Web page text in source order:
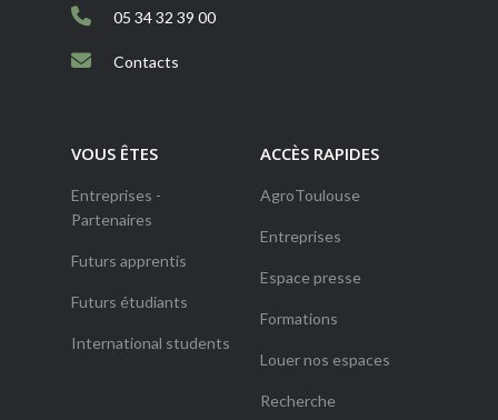
05 34 32 39 00
Contacts
VOUS ÊTES
Entreprises -
Partenaires
Futurs apprentis
Futurs étudiants
International students
ACCÈS RAPIDES
AgroToulouse
Entreprises
Espace presse
Formations
Louer nos espaces
Recherche